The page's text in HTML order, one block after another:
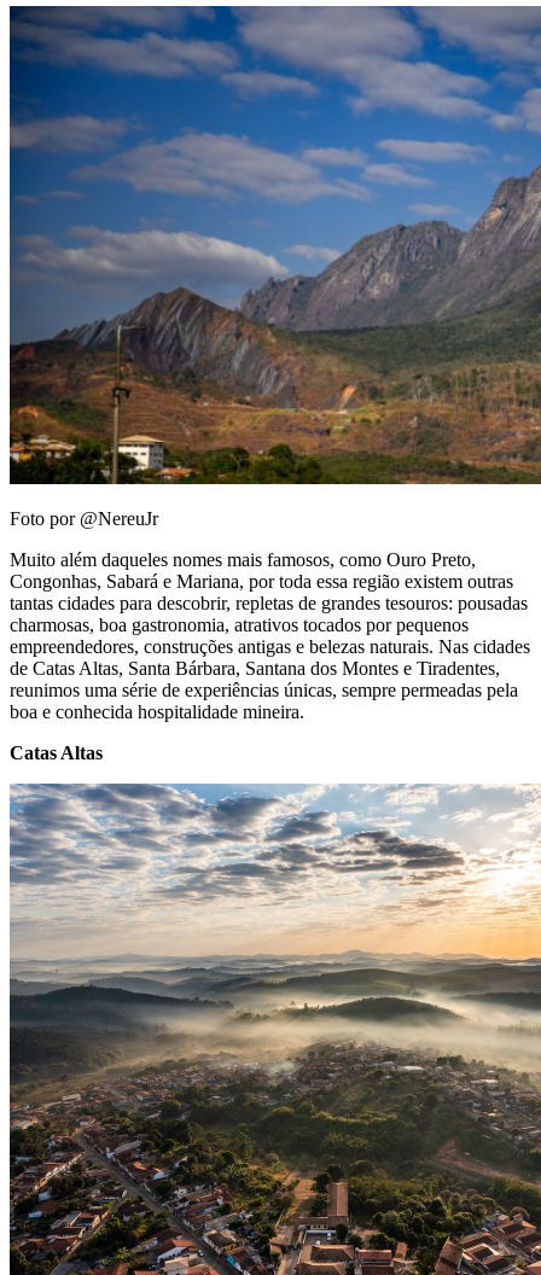
Foto por @NereuJr
Muito além daqueles nomes mais famosos, como Ouro Preto,
Congonhas, Sabará e Mariana, por toda essa região existem outras
tantas cidades para descobrir, repletas de grandes tesouros: pousadas
charmosas, boa gastronomia, atrativos tocados por pequenos
empreendedores, construções antigas e belezas naturais. Nas cidades
de Catas Altas, Santa Bárbara, Santana dos Montes e Tiradentes,
reunimos uma série de experiências únicas, sempre permeadas pela
boa e conhecida hospitalidade mineira.
Catas Altas